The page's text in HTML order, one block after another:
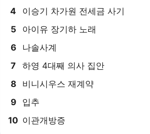
4 이승기 차가원 전세금 사기
5 아이유 장기하 노래
6 나솔사계
7 하영 4대째 의사 집안
8 비니시우스 재계약
9 입추
10 이관개방증